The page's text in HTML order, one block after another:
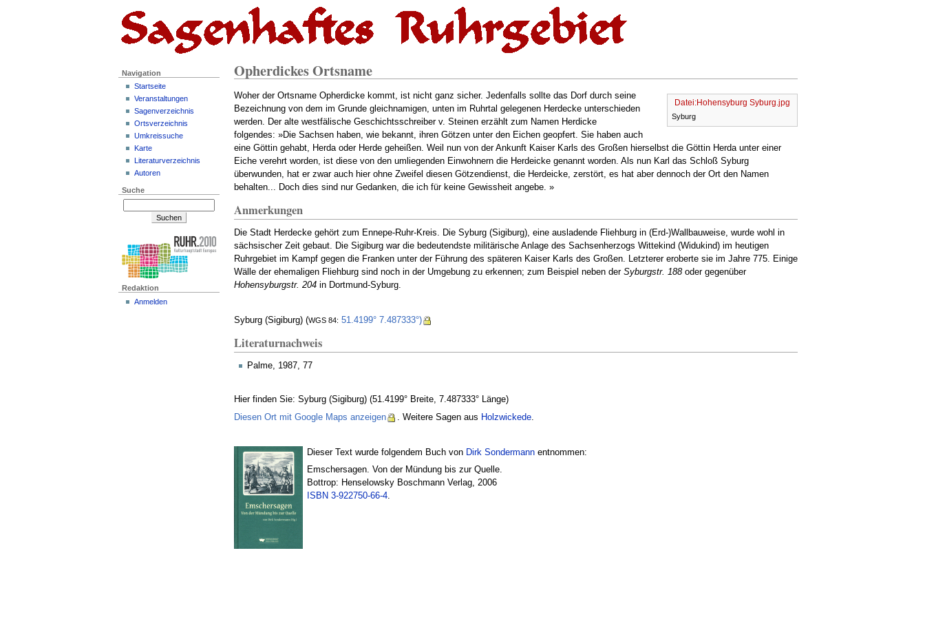
Opherdickes Ortsname
Datei:Hohensyburg Syburg.jpg
Syburg
Woher der Ortsname Opherdicke kommt, ist nicht ganz sicher. Jedenfalls sollte das Dorf durch seine
Bezeichnung von dem im Grunde gleichnamigen, unten im Ruhrtal gelegenen Herdecke unterschieden
werden. Der alte westfälische Geschichtsschreiber v. Steinen erzählt zum Namen Herdicke
folgendes: »Die Sachsen haben, wie bekannt, ihren Götzen unter den Eichen geopfert. Sie haben auch
eine Göttin gehabt, Herda oder Herde geheißen. Weil nun von der Ankunft Kaiser Karls des Großen hierselbst die Göttin Herda unter einer
Eiche verehrt worden, ist diese von den umliegenden Einwohnern die Herdeicke genannt worden. Als nun Karl das Schloß Syburg
überwunden, hat er zwar auch hier ohne Zweifel diesen Götzendienst, die Herdeicke, zerstört, es hat aber dennoch der Ort den Namen
behalten... Doch dies sind nur Gedanken, die ich für keine Gewissheit angebe. »
Anmerkungen
Die Stadt Herdecke gehört zum Ennepe-Ruhr-Kreis. Die Syburg (Sigiburg), eine ausladende Fliehburg in (Erd-)Wallbauweise, wurde wohl in
sächsischer Zeit gebaut. Die Sigiburg war die bedeutendste militärische Anlage des Sachsenherzogs Wittekind (Widukind) im heutigen
Ruhrgebiet im Kampf gegen die Franken unter der Führung des späteren Kaiser Karls des Großen. Letzterer eroberte sie im Jahre 775. Einige
Wälle der ehemaligen Fliehburg sind noch in der Umgebung zu erkennen; zum Beispiel neben der Syburgstr. 188oder gegenüber
Hohensyburgstr. 204in Dortmund-Syburg.
Syburg (Sigiburg) (WGS 84: 51.4199° 7.487333°)
Literaturnachweis
Palme, 1987, 77
Hier finden Sie: Syburg (Sigiburg) (51.4199° Breite, 7.487333° Länge)
Diesen Ort mit Google Maps anzeigen
. Weitere Sagen aus Holzwickede.
Dieser Text wurde folgendem Buch von Dirk Sondermannentnommen:
Emschersagen. Von der Mündung bis zur Quelle.
Bottrop: Henselowsky Boschmann Verlag, 2006
ISBN 3-922750-66-4.
Navigation
Startseite
Veranstaltungen
Sagenverzeichnis
Ortsverzeichnis
Umkreissuche
Karte
Literaturverzeichnis
Autoren
Suche
Redaktion
Anmelden